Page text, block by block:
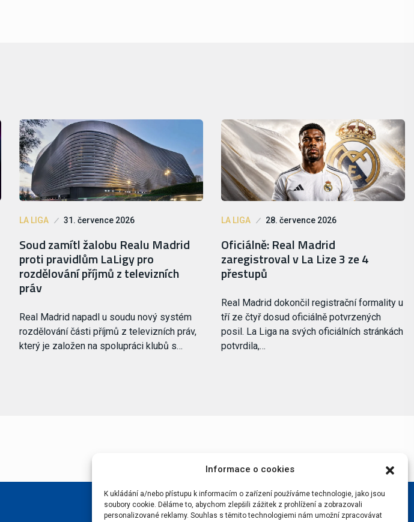
Informace o cookies
K ukládání a/nebo přístupu k informacím o zařízení používáme technologie, jako jsou
soubory cookie. Děláme to, abychom zlepšili zážitek z prohlížení a zobrazovali
personalizované reklamy. Souhlas s těmito technologiemi nám umožní zpracovávat
LA LIGA 31. července 2026
Soud zamítl žalobu Realu Madrid
proti pravidlům LaLigy pro
rozdělování příjmů z televizních
práv
Real Madrid napadl u soudu nový systém
rozdělování části příjmů z televizních práv,
který je založen na spolupráci klubů s…
LA LIGA 28. července 2026
Oficiálně: Real Madrid
zaregistroval v La Lize 3 ze 4
přestupů
Real Madrid dokončil registrační formality u
tří ze čtyř dosud oficiálně potvrzených
posil. La Liga na svých oficiálních stránkách
potvrdila,…